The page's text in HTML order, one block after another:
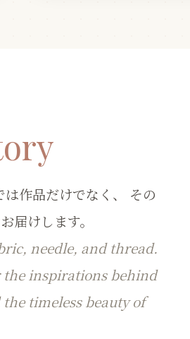
作品だけでなく、 その
届けします。
needle, and thread.
the inspirations behind
timeless beauty of